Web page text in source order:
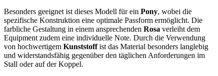
Besonders geeignet ist dieses Modell für ein Pony, wobei die
spezifische Konstruktion eine optimale Passform ermöglicht. Die
farbliche Gestaltung in einem ansprechenden Rosa verleiht dem
Equipment zudem eine individuelle Note. Durch die Verwendung
von hochwertigem Kunststoffist das Material besonders langlebig
und widerstandsfähig gegenüber den täglichen Anforderungen im
Stall oder auf der Koppel.